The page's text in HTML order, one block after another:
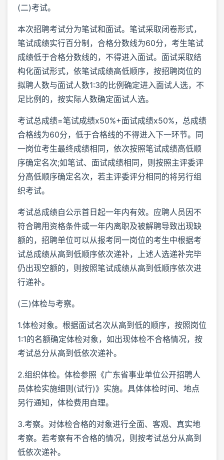
(二)考试。
本次招聘考试分为笔试和面试。笔试采取闭卷形式，
笔试成绩实行百分制，合格分数线为60分，考生笔试
成绩低于合格分数线的，不得进入面试。面试采取结
构化面试形式，依笔试成绩高低顺序，按招聘岗位的
拟聘人数与面试人数1:3的比例确定进入面试人选，不
足比例的，按实际人数确定面试人选。
考试总成绩=笔试成绩x50%+面试成绩x50%，总成绩
合格线为60分，低于合格线的不得进入下一环节。同
一岗位考生最终成绩相同，依次按照笔试成绩高低顺
序确定名次;如笔试、面试成绩相同，则按照主评委评
分高低顺序确定名次，若主评委评分相同的将另行组
织考试。
考试总成绩自公示首日起一年内有效。应聘人员因不
符合聘用资格条件或一年内离职及被解聘导致出现缺
额的，招聘单位可以从报考同一岗位的考生中根据考
试总成绩从高到低顺序依次递补，上述人选递补完毕
仍出现空额的，则按照笔试成绩从高到低顺序依次进
行递补。
(三)体检与考察。
1.体检对象。根据面试名次从高到低的顺序，按照岗位
1:1的名额确定体检对象，如出现体检不合格情况，按
考试总分从高到低依次递补。
2.组织体检。体检参照《广东省事业单位公开招聘人
员体检实施细则(试行)》实施。具体体检时间、地点
另行通知，体检费用自理。
3.考察。对体检合格的对象进行全面、客观、真实地
考察。若考察有不合格的情况，则按考试总分从高到
低依次递补。